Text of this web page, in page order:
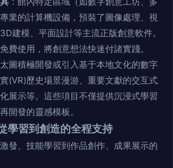
業的計算機設備，預裝了圖像處理、視
建模、平面設計等主流正版創意軟件。
費使用，將創意想法快速付諸實踐。
太圖積極開發或引入基于本地文化的數字
(VR)歷史場景漫游、重要文獻的交互式
展示等。這些項目不僅提供沉浸式學習
開發的靈感模板。
學習到創造的全程支持
發、技能學習到作品創作、成果展示的